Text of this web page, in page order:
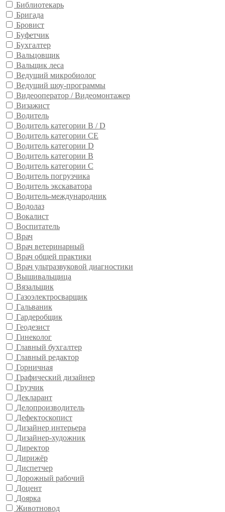
Библиотекарь
Бригада
Бровист
Буфетчик
Бухгалтер
Вальцовщик
Вальщик леса
Ведущий микробиолог
Ведущий шоу-программы
Видеооператор / Видеомонтажер
Визажист
Водитель
Водитель категории B / D
Водитель категории CE
Водитель категории D
Водитель категории В
Водитель категории С
Водитель погрузчика
Водитель экскаватора
Водитель-международник
Водолаз
Вокалист
Воспитатель
Врач
Врач ветеринарный
Врач общей практики
Врач ультразвуковой диагностики
Вышивальщица
Вязальщик
Газоэлектросварщик
Гальваник
Гардеробщик
Геодезист
Гинеколог
Главный бухгалтер
Главный редактор
Горничная
Графический дизайнер
Грузчик
Декларант
Делопроизводитель
Дефектоскопист
Дизайнер интерьера
Дизайнер-художник
Директор
Дирижёр
Диспетчер
Дорожный рабочий
Доцент
Доярка
Животновод